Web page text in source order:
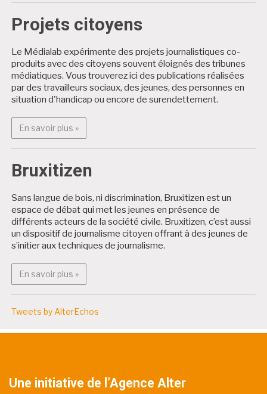
Projets citoyens
Le Médialab expérimente des projets journalistiques co-
produits avec des citoyens souvent éloignés des tribunes
médiatiques. Vous trouverez ici des publications réalisées
par des travailleurs sociaux, des jeunes, des personnes en
situation d'handicap ou encore de surendettement.
En savoir plus »En savoir plus : Projets citoyens
Bruxitizen
Sans langue de bois, ni discrimination, Bruxitizen est un
espace de débat qui met les jeunes en présence de
différents acteurs de la société civile. Bruxitizen, c’est aussi
un dispositif de journalisme citoyen offrant à des jeunes de
s’initier aux techniques de journalisme.
En savoir plus »En savoir plus : Bruxitizen
Tweets by AlterEchos
Une initiative de l’Agence Alter